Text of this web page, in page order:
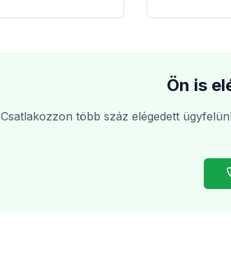
Ön is
Csatlakozzon több száz elégedett